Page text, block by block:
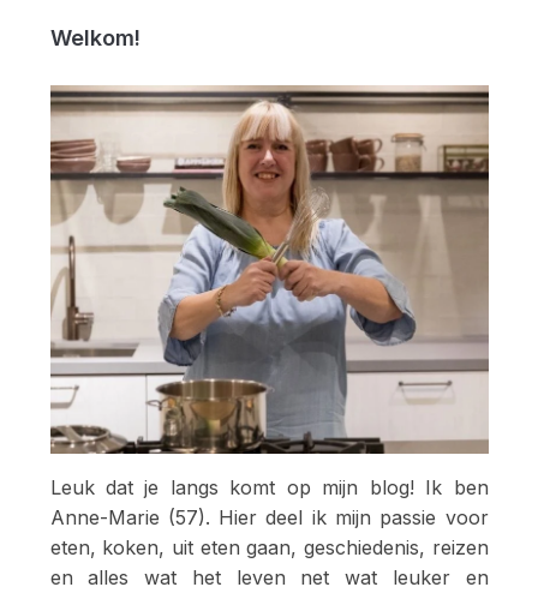
Welkom!
Leuk dat je langs komt op mijn blog! Ik ben
Anne-Marie (57). Hier deel ik mijn passie voor
eten, koken, uit eten gaan, geschiedenis, reizen
en alles wat het leven net wat leuker en